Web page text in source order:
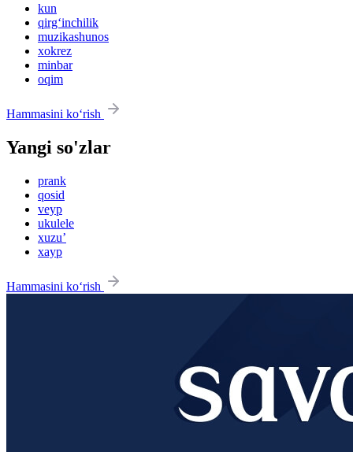
kun
qirg‘inchilik
muzikashunos
xokrez
minbar
oqim
Hammasini ko‘rish
Yangi so'zlar
prank
qosid
veyp
ukulele
xuzu’
xayp
Hammasini ko‘rish